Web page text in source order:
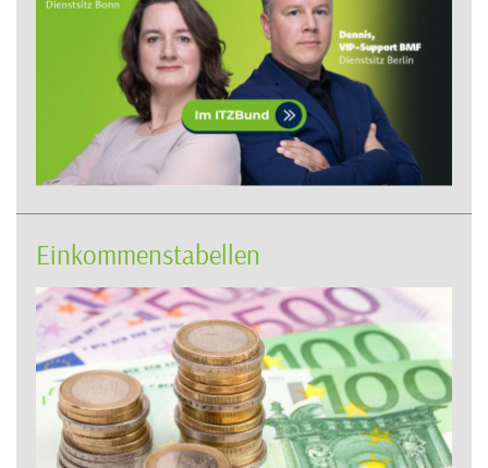
Einkommenstabellen